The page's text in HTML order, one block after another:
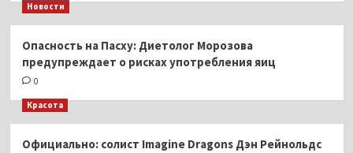
Новости
Опасность на Пасху: Диетолог Морозова
предупреждает о рисках употребления яиц
0
Красота
Официально: солист Imagine Dragons Дэн Рейнольдс